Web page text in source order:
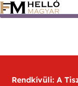
Ugrás a tartalomra
Rendkívüli: A